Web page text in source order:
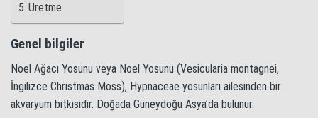
Üretme
Genel bilgiler
Noel Ağacı Yosunu veya Noel Yosunu (Vesicularia montagnei,
İngilizce Christmas Moss), Hypnaceae yosunları ailesinden bir
akvaryum bitkisidir. Doğada Güneydoğu Asya’da bulunur.